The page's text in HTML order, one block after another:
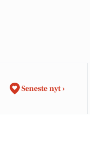
Seneste nyt ›